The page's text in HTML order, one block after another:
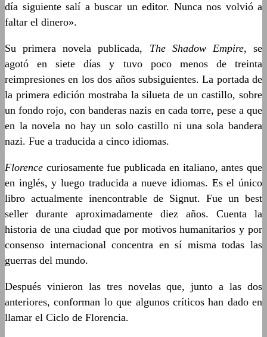
día siguiente salí a buscar un editor. Nunca nos volvió a
faltar el dinero».
Su primera novela publicada, The Shadow Empire, se
agotó en siete días y tuvo poco menos de treinta
reimpresiones en los dos años subsiguientes. La portada de
la primera edición mostraba la silueta de un castillo, sobre
un fondo rojo, con banderas nazis en cada torre, pese a que
en la novela no hay un solo castillo ni una sola bandera
nazi. Fue a traducida a cinco idiomas.
Florence curiosamente fue publicada en italiano, antes que
en inglés, y luego traducida a nueve idiomas. Es el único
libro actualmente inencontrable de Signut. Fue un best
seller durante aproximadamente diez años. Cuenta la
historia de una ciudad que por motivos humanitarios y por
consenso internacional concentra en sí misma todas las
guerras del mundo.
Después vinieron las tres novelas que, junto a las dos
anteriores, conforman lo que algunos críticos han dado en
llamar el Ciclo de Florencia.